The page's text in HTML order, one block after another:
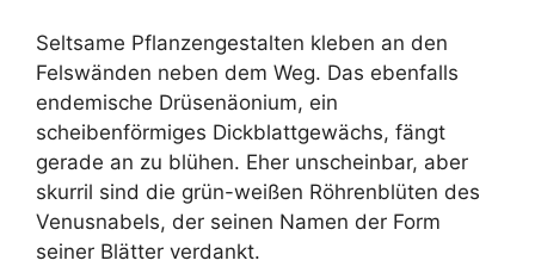
Seltsame Pflanzengestalten kleben an den
Felswänden neben dem Weg. Das ebenfalls
endemische Drüsenäonium, ein
scheibenförmiges Dickblattgewächs, fängt
gerade an zu blühen. Eher unscheinbar, aber
skurril sind die grün-weißen Röhrenblüten des
Venusnabels, der seinen Namen der Form
seiner Blätter verdankt.